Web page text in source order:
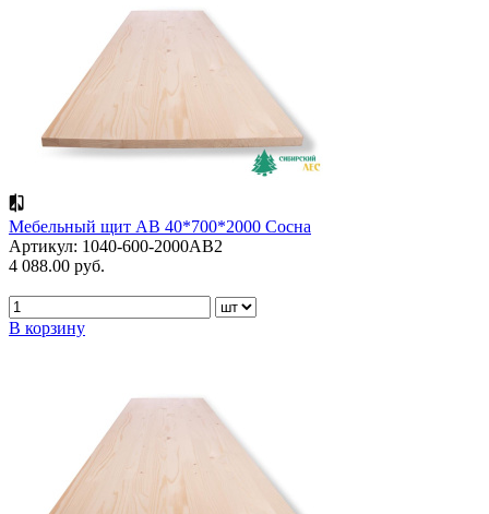
Мебельный щит АВ 40*700*2000 Сосна
Артикул: 1040-600-2000AB2
4 088.00 руб.
В корзину